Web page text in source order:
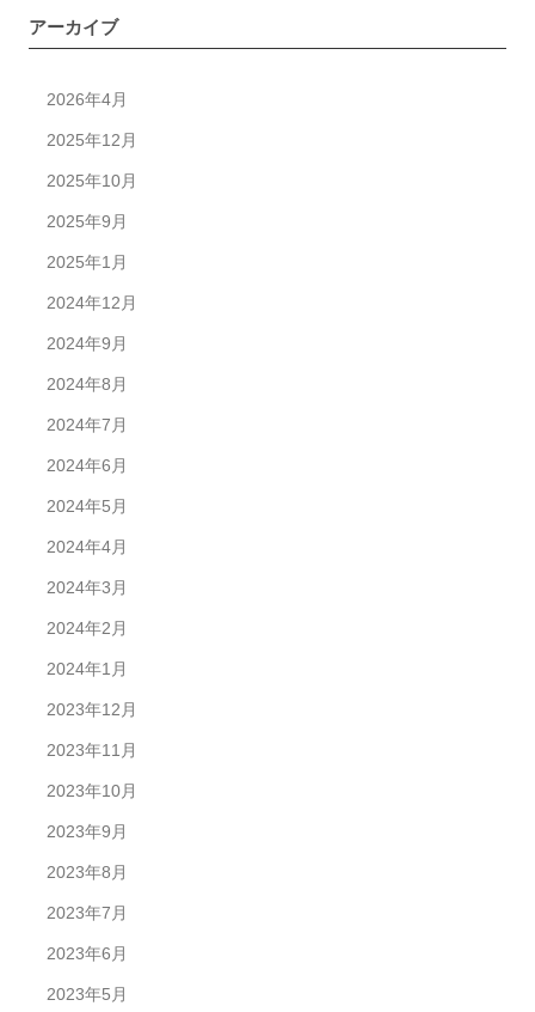
アーカイブ
2026年4月
2025年12月
2025年10月
2025年9月
2025年1月
2024年12月
2024年9月
2024年8月
2024年7月
2024年6月
2024年5月
2024年4月
2024年3月
2024年2月
2024年1月
2023年12月
2023年11月
2023年10月
2023年9月
2023年8月
2023年7月
2023年6月
2023年5月